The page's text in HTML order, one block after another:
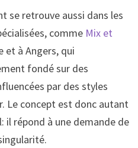
se retrouve aussi dans les
comme Mix et
et à Angers, qui
fondé sur des
par des styles
Le concept est donc autant
il répond à une demande de